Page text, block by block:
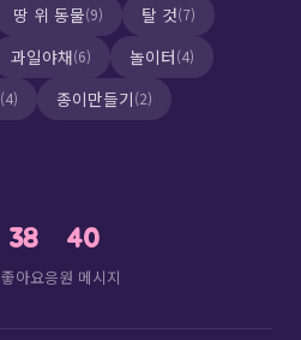
땅 위 동물(9) 탈 것(7)
과일야채(6) 놀이터(4)
(4) 종이만들기(2)
38
좋아요
40
응원 메시지